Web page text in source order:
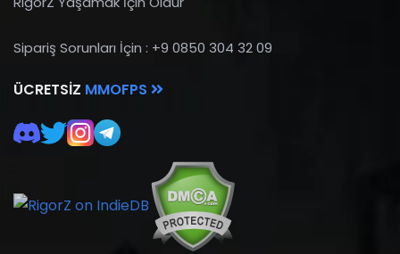
Sipariş Sorunları İçin : +9 0850 304 32 09
ÜCRETSIZ MMOFPS